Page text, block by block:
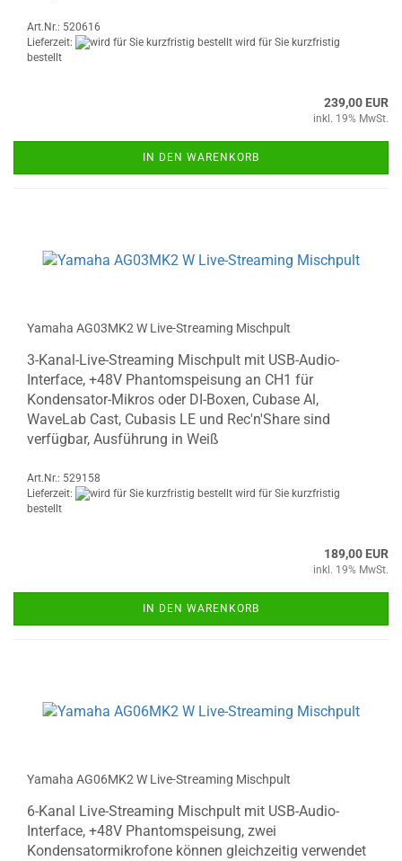
Art.Nr.: 520616
Lieferzeit:
wird für Sie kurzfristig
bestellt
239,00 EUR
inkl. 19% MwSt.
IN DEN WARENKORB
Yamaha AG03MK2 W Live-Streaming Mischpult
3-Kanal-Live-Streaming Mischpult mit USB-Audio-
Interface, +48V Phantomspeisung an CH1 für
Kondensator-Mikros oder DI-Boxen, Cubase Al,
WaveLab Cast, Cubasis LE und Rec'n'Share sind
verfügbar, Ausführung in Weiß
Art.Nr.: 529158
Lieferzeit:
wird für Sie kurzfristig
bestellt
189,00 EUR
inkl. 19% MwSt.
IN DEN WARENKORB
Yamaha AG06MK2 W Live-Streaming Mischpult
6-Kanal Live-Streaming Mischpult mit USB-Audio-
Interface, +48V Phantomspeisung, zwei
Kondensatormikrofone können gleichzeitig verwendet